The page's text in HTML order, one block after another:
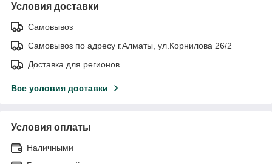
Условия доставки
Самовывоз
Самовывоз по адресу г.Алматы, ул.Корнилова 26/2
Доставка для регионов
Все условия доставки
Условия оплаты
Наличными